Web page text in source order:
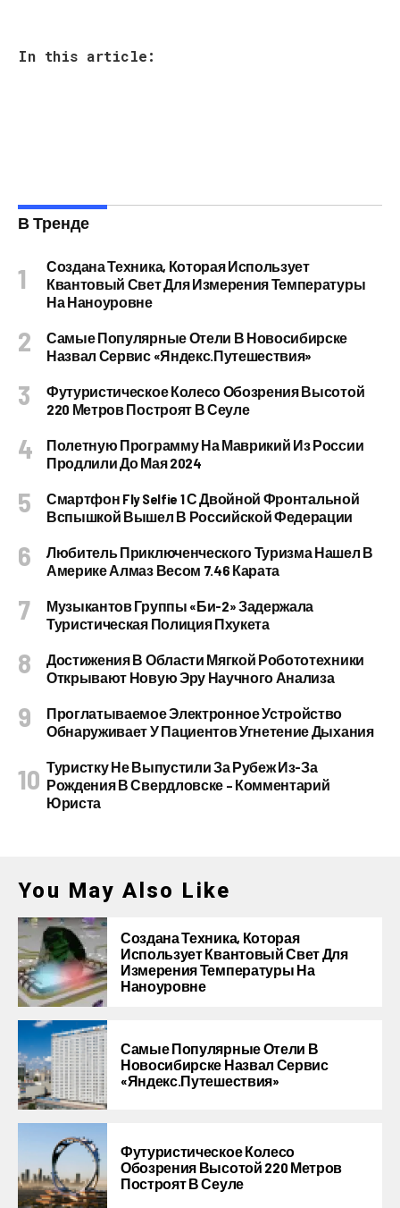
In this article:
В Тренде
Создана Техника, Которая Использует
Квантовый Свет Для Измерения Температуры
На Наноуровне
Самые Популярные Отели В Новосибирске
Назвал Сервис «Яндекс.Путешествия»
Футуристическое Колесо Обозрения Высотой
220 Метров Построят В Сеуле
Полетную Программу На Маврикий Из России
Продлили До Мая 2024
Смартфон Fly Selfie 1 С Двойной Фронтальной
Вспышкой Вышел В Российской Федерации
Любитель Приключенческого Туризма Нашел В
Америке Алмаз Весом 7.46 Карата
Музыкантов Группы «Би-2» Задержала
Туристическая Полиция Пхукета
Достижения В Области Мягкой Робототехники
Открывают Новую Эру Научного Анализа
Проглатываемое Электронное Устройство
Обнаруживает У Пациентов Угнетение Дыхания
Туристку Не Выпустили За Рубеж Из-За
Рождения В Свердловске – Комментарий
Юриста
You May Also Like
Создана Техника, Которая
Использует Квантовый Свет Для
Измерения Температуры На
Наноуровне
Самые Популярные Отели В
Новосибирске Назвал Сервис
«Яндекс.Путешествия»
Футуристическое Колесо
Обозрения Высотой 220 Метров
Построят В Сеуле